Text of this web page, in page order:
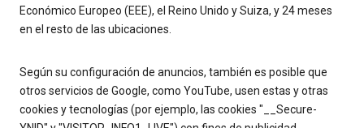
Económico Europeo (EEE), el Reino Unido y Suiza, y 24 meses
en el resto de las ubicaciones.
Según su configuración de anuncios, también es posible que
otros servicios de Google, como YouTube, usen estas y otras
cookies y tecnologías (por ejemplo, las cookies "__Secure-